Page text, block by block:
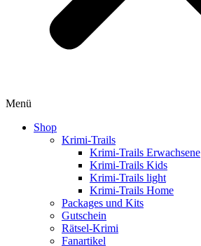
Menü
Shop
Krimi-Trails
Krimi-Trails Erwachsene
Krimi-Trails Kids
Krimi-Trails light
Krimi-Trails Home
Packages und Kits
Gutschein
Rätsel-Krimi
Fanartikel